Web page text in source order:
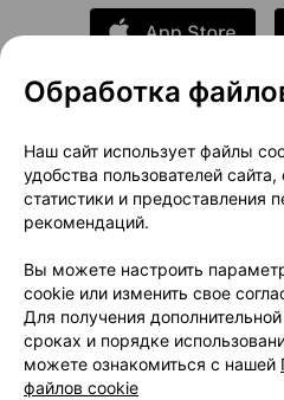
О проекте
Размещение рекламы
Публичный
Способы оплаты
Написать
Написать в
Персональные
Обработка
Наш сайт использует файлы
удобства пользователей
статистики и предоставления
рекомендаций.
Вы можете настроить
cookie или изменить свое
Для получения
сроках и порядке
можете ознакомиться с нашей
файлов cookie